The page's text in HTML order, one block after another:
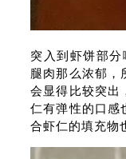
突入到虾饼部
腿肉那么浓郁，
会显得比较突出
仁有弹性的口感
合虾仁的填充物